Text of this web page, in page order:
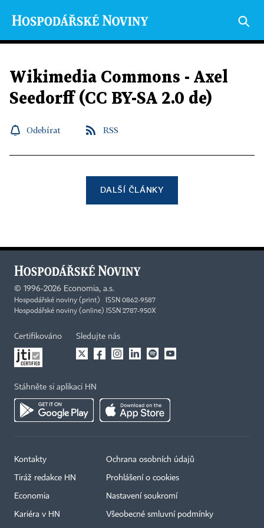
Wikimedia Commons - Axel
Seedorff (CC BY-SA 2.0 de)
Odebírat RSS
DALŠÍ ČLÁNKY
© 1996-2026 Economia, a.s.
Hospodářské noviny (print) ISSN 0862-9587
Hospodářské noviny (online) ISSN 2787-950X
Certifikováno Sledujte nás
Stáhněte si aplikaci HN
Kontakty
Tiráž redakce HN
Economia
Kariéra v HN
Ochrana osobních údajů
Prohlášení o cookies
Nastavení soukromí
Všeobecné smluvní podmínky